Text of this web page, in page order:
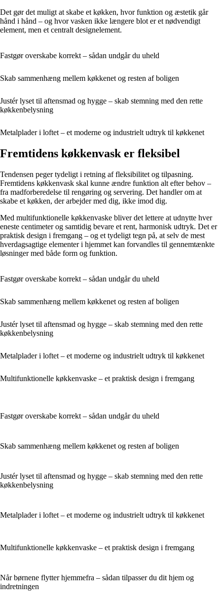
Det gør det muligt at skabe et køkken, hvor funktion og æstetik går
hånd i hånd – og hvor vasken ikke længere blot er et nødvendigt
element, men et centralt designelement.
Fastgør overskabe korrekt – sådan undgår du uheld
Skab sammenhæng mellem køkkenet og resten af boligen
Justér lyset til aftensmad og hygge – skab stemning med den rette
køkkenbelysning
Metalplader i loftet – et moderne og industrielt udtryk til køkkenet
Fremtidens køkkenvask er fleksibel
Tendensen peger tydeligt i retning af fleksibilitet og tilpasning.
Fremtidens køkkenvask skal kunne ændre funktion alt efter behov –
fra madforberedelse til rengøring og servering. Det handler om at
skabe et køkken, der arbejder med dig, ikke imod dig.
Med multifunktionelle køkkenvaske bliver det lettere at udnytte hver
eneste centimeter og samtidig bevare et rent, harmonisk udtryk. Det er
praktisk design i fremgang – og et tydeligt tegn på, at selv de mest
hverdagsagtige elementer i hjemmet kan forvandles til gennemtænkte
løsninger med både form og funktion.
Fastgør overskabe korrekt – sådan undgår du uheld
Skab sammenhæng mellem køkkenet og resten af boligen
Justér lyset til aftensmad og hygge – skab stemning med den rette
køkkenbelysning
Metalplader i loftet – et moderne og industrielt udtryk til køkkenet
Multifunktionelle køkkenvaske – et praktisk design i fremgang
Fastgør overskabe korrekt – sådan undgår du uheld
Skab sammenhæng mellem køkkenet og resten af boligen
Justér lyset til aftensmad og hygge – skab stemning med den rette
køkkenbelysning
Metalplader i loftet – et moderne og industrielt udtryk til køkkenet
Multifunktionelle køkkenvaske – et praktisk design i fremgang
Når børnene flytter hjemmefra – sådan tilpasser du dit hjem og
indretningen